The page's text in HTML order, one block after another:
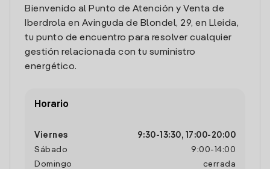
Bienvenido al Punto de Atención y Venta de
Iberdrola en Avinguda de Blondel, 29, en Lleida,
tu punto de encuentro para resolver cualquier
gestión relacionada con tu suministro
energético.
Horario
Viernes 9:30- 13:30, 17:00- 20:00
Sábado
9:00- 14:00
Domingo
cerrada